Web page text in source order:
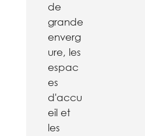
de
grande
enverg
ure, les
espac
es
d'accu
eil et
les